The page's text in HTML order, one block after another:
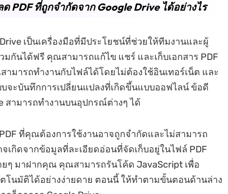
PDF ที่ถูกจำกัดจาก Google Drive ได้อย่างไร
เป็นเครื่องมือที่มีประโยชน์ที่ช่วยให้ทีมงานและผู้
กันได้ฟรี คุณสามารถแก้ไข แชร์ และเก็บเอกสาร PDF
มารถทำงานกับไฟล์ได้โดยไม่ต้องใช้อินเทอร์เน็ต และ
จะบันทึกการเปลี่ยนแปลงที่เกิดขึ้นแบบออฟไลน์ ข้อดี
สามารถทำงานบนอุปกรณ์ต่างๆ ได้
ที่คุณต้องการใช้งานอาจถูกจำกัดและไม่สามารถ
เกิดจากข้อมูลที่ละเอียดอ่อนที่จัดเก็บอยู่ในไฟล์ PDF
ยๆ มาฝากคุณ คุณสามารถรันโค้ด JavaScript เพื่อ
โนมัติได้อย่างง่ายดาย ตอนนี้ ให้ทำตามขั้นตอนด้านล่าง